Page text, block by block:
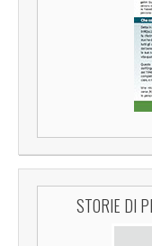
STORIE DI